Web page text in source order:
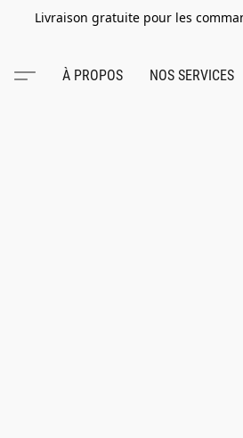
Livraison gratuite pour les
À PROPOS NOS SERVICES